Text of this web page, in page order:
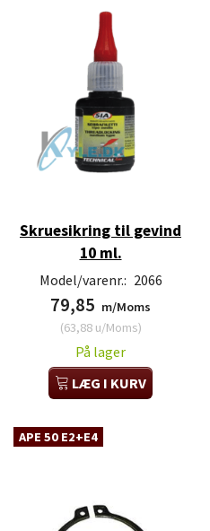
Skruesikring til gevind
10 ml.
Model/varenr.: 2066
79,85 m/Moms
(63,88u/Moms)
På lager
LÆG I KURV
APE 50 E2+E4